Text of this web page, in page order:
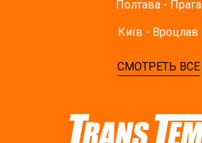
Полтава - Прага
Київ - Вроцлав
СМОТРЕТЬ ВСЕ